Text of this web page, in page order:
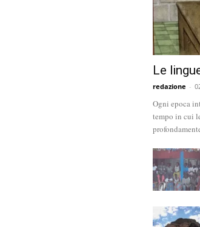
Le
redazione -
Ogni epoca
tempo in cui